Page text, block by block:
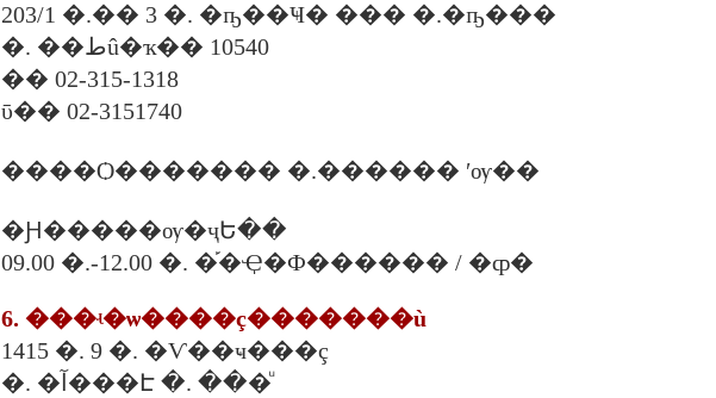
203/1 �.�� 3 �. �ҧ��Ҹ� ��� �.�ҧ���
�. ��طû�ҡ�� 10540
�� 02-315-1318
ῡ�� 02-3151740
����Ѻ������� �.������ ʹѹ��
�Ԩ�����ѹ�ҷԵ��
09.00 �.-12.00 �. �֡�Ҿ�Ф������ / �ȹ�
6. ���ʵ�ѡ����ç�������ù
1415 �. 9 �. �Ѵ��ҹ���ç
�. �آ���Է �. ���ͧ